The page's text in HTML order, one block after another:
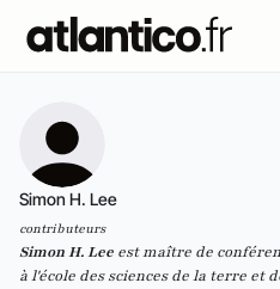
Simon H. Lee
contributeurs
Simon H. Lee est maître de
à l'école des sciences de la terre